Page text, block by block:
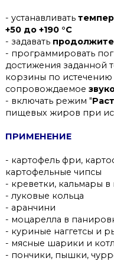
- устанавливать
+50 до +190 °C
- задавать
- программировать
достижения заданной
корзины по
сопровождаемое
- включать режим "
пищевых жиров при
ПРИМЕНЕНИЕ
- картофель фри,
картофельные чипсы
- креветки, кальмары
- луковые кольца
- аранчини
- моцарелла в
- куриные наггетсы и
- мясные шарики и
- пончики, пышки,